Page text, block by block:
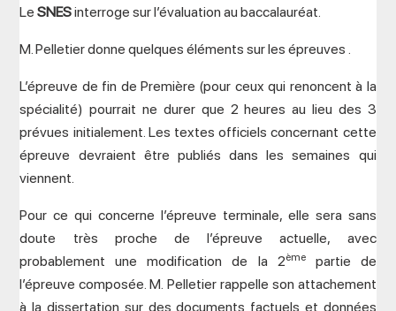
LeSNESinterroge sur l’évaluation au baccalauréat.
M. Pelletier donne quelques éléments sur les épreuves .
L’épreuve de fin de Première (pour ceux qui renoncent à la
spécialité) pourrait ne durer que 2 heures au lieu des 3
prévues initialement. Les textes officiels concernant cette
épreuve devraient être publiés dans les semaines qui
viennent.
Pour ce qui concerne l’épreuve terminale, elle sera sans
doute très proche de l’épreuve actuelle, avec
probablement une modification de la 2èmepartie de
l’épreuve composée. M. Pelletier rappelle son attachement
à la dissertation sur des documents factuels et données